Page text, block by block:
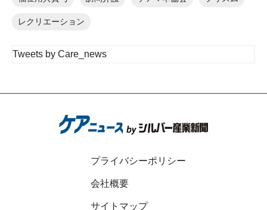
レクリエーション
Tweets by Care_news
プライバシーポリシー
会社概要
サイトマップ